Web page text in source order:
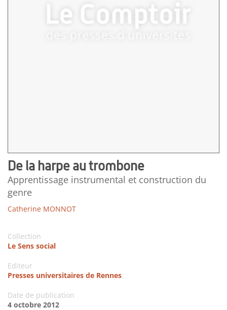
De la harpe au trombone
Apprentissage instrumental et construction du
genre
Catherine MONNOT
Collection
Le Sens social
Editeur
Presses universitaires de Rennes
Date de publication
4 octobre 2012